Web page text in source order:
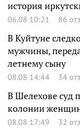
история
06.08 10:21 86
В Куйтуне
мужчины,
летнему сыну
08.08 14:44 34
В Шелехове суд
колонии
08.08 17:49 32